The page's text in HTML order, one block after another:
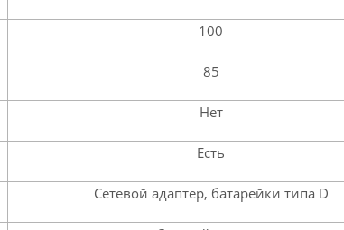
100
85
Нет
Есть
Сетевой адаптер, батарейки типа D